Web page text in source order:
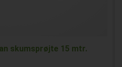
skumsprøjte 15 mtr.